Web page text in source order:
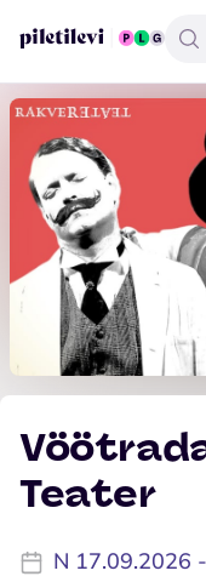
Teater
N 17.09.2026